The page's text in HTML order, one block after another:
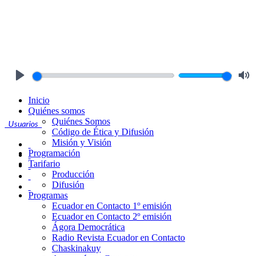
Usuarios
Inicio
Quiénes somos
Quiénes Somos
Código de Ética y Difusión
Misión y Visión
Programación
Tarifario
Producción
Difusión
Programas
Ecuador en Contacto 1º emisión
Ecuador en Contacto 2º emisión
Ágora Democrática
Radio Revista Ecuador en Contacto
Chaskinakuy